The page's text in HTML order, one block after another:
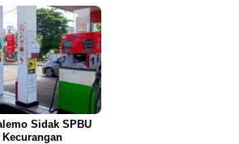
Sidak SPBU